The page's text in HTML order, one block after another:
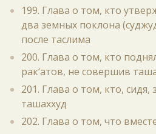
199. Глава о том, кто
два земных поклона
после таслима
200. Глава о том, кто
рак‘атов, не совершив
201. Глава о том, кто,
ташаххуд
202. Глава о том, что